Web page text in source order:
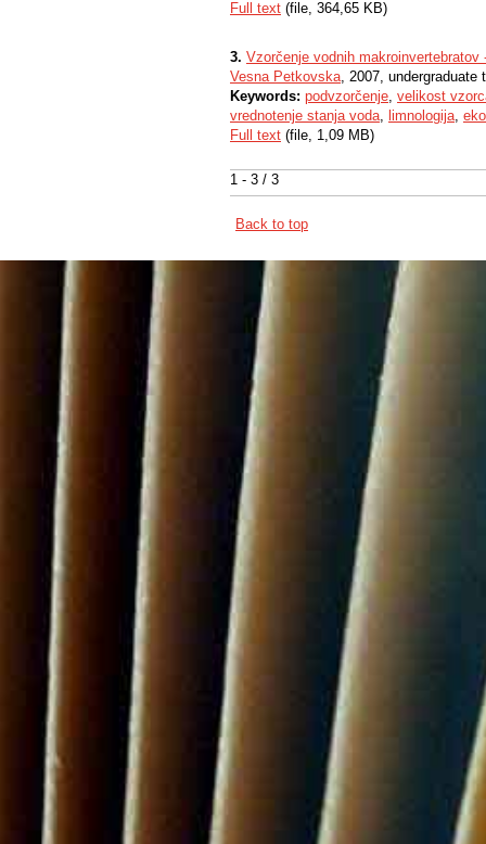
1 - 3 / 3
Full text (file, 364,65 KB)
3. Vzorčenje vodnih
Vesna Petkovska, 2007, undergraduate
Keywords: podvzorčenje, velikost
vrednotenje stanja voda, limnologija,
Full text (file, 1,09 MB)
Back to top